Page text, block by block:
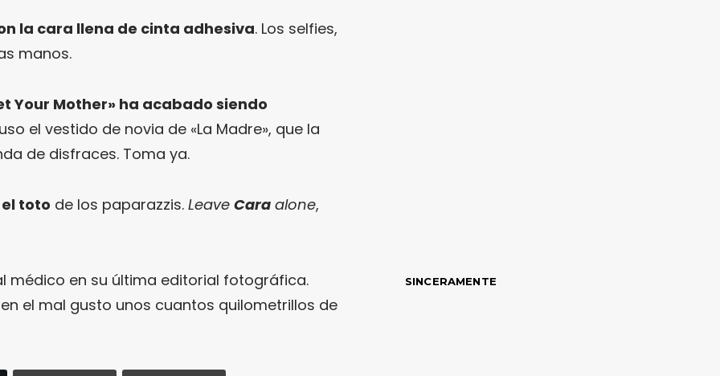
la cara llena de cinta adhesiva. Los selfies,
manos.
Your Mother» ha acabado siendo
el vestido de novia de «La Madre», que la
de disfraces. Toma ya.
toto de los paparazzis. Leave Cara alone,
médico en su última editorial fotográfica.
el mal gusto unos cuantos quilometrillos de
SINCERAMENTE